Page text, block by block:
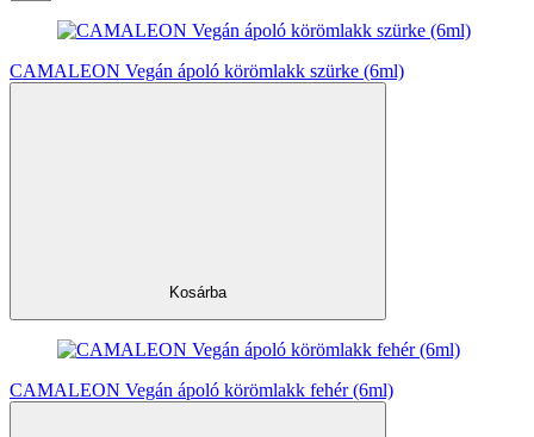
CAMALEON Vegán ápoló körömlakk szürke (6ml)
Kosárba
CAMALEON Vegán ápoló körömlakk fehér (6ml)